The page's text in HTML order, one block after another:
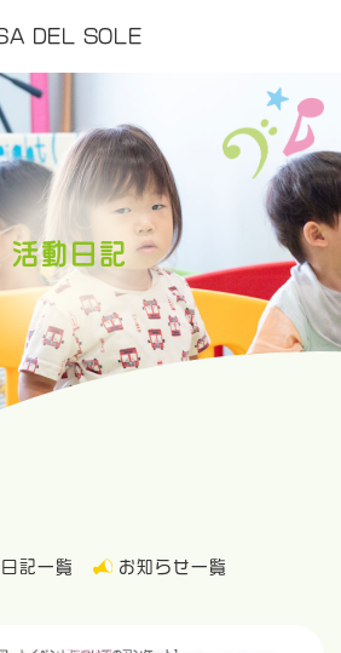
DEL SOLE
活動日記
日記一覧 お知らせ一覧